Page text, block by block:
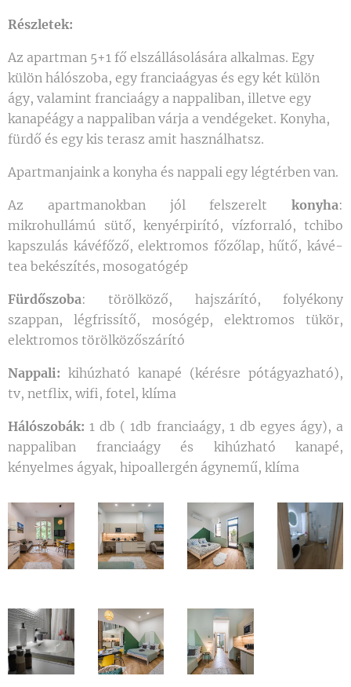
Részletek:
Az apartman 5+1 fő elszállásolására alkalmas. Egy
külön hálószoba, egy franciaágyas és egy két külön
ágy, valamint franciaágy a nappaliban, illetve egy
kanapéágy a nappaliban várja a vendégeket. Konyha,
fürdő és egy kis terasz amit használhatsz.
Apartmanjaink a konyha és nappali egy légtérben van.
Az apartmanokban jól felszerelt konyha:
mikrohullámú sütő, kenyérpirító, vízforraló, tchibo
kapszulás kávéfőző, elektromos főzőlap, hűtő, kávé-
tea bekészítés, mosogatógép
Fürdőszoba: törölköző, hajszárító, folyékony
szappan, légfrissítő, mosógép, elektromos tükör,
elektromos törölközőszárító
Nappali: kihúzható kanapé (kérésre pótágyazható),
tv, netflix, wifi, fotel, klíma
Hálószobák: 1 db ( 1db franciaágy, 1 db egyes ágy), a
nappaliban franciaágy és kihúzható kanapé,
kényelmes ágyak, hipoallergén ágynemű, klíma